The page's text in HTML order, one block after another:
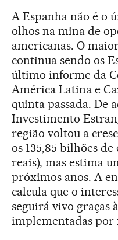
A Espanha não é o
olhos na mina de
americanas. O
continua sendo os
último informe da
América Latina e
quinta passada. De
Investimento
região voltou a
os 135,85 bilhões
reais), mas estima
próximos anos. A
calcula que o
seguirá vivo graças
implementadas por